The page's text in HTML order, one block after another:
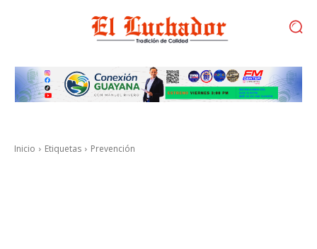
Inicio Etiquetas Prevención